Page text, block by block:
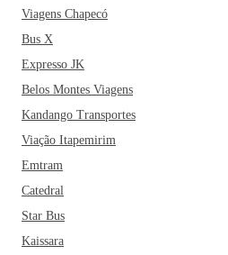
Viagens Chapecó
Bus X
Expresso JK
Belos Montes Viagens
Kandango Transportes
Viação Itapemirim
Emtram
Catedral
Star Bus
Kaissara